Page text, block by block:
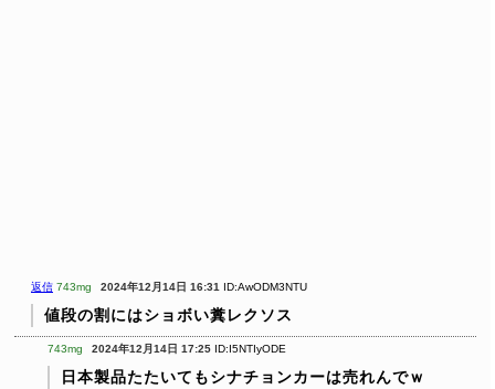
返信 743mg 2024年12月14日 16:31 ID:AwODM3NTU
値段の割にはショボい糞レクソス
743mg 2024年12月14日 17:25 ID:I5NTIyODE
日本製品たたいてもシナチョンカーは売れんでｗ